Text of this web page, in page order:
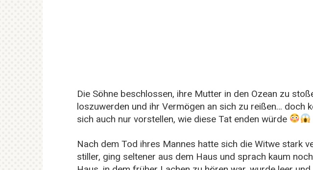
Die Söhne beschlossen, ihre Mutter in den Ozean zu
loszuwerden und ihr Vermögen an sich zu reißen… doch
sich auch nur vorstellen, wie diese Tat enden würde
Nach dem Tod ihres Mannes hatte sich die Witwe stark
stiller, ging seltener aus dem Haus und sprach kaum